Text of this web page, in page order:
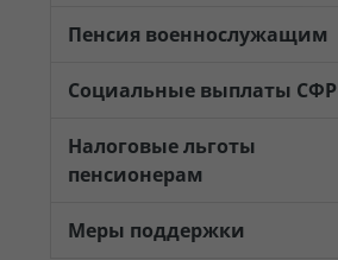
Пенсия военнослужащим
Социальные выплаты СФР
Налоговые льготы
пенсионерам
Меры поддержки